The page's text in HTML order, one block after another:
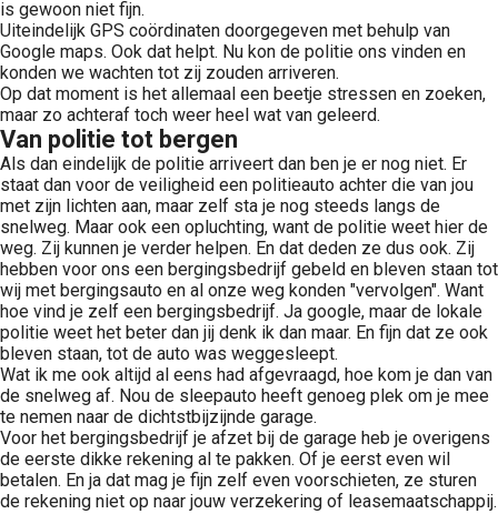
is gewoon niet fijn.
Uiteindelijk GPS coördinaten doorgegeven met behulp van
Google maps. Ook dat helpt. Nu kon de politie ons vinden en
konden we wachten tot zij zouden arriveren.
Op dat moment is het allemaal een beetje stressen en zoeken,
maar zo achteraf toch weer heel wat van geleerd.
Van politie tot bergen
Als dan eindelijk de politie arriveert dan ben je er nog niet. Er
staat dan voor de veiligheid een politieauto achter die van jou
met zijn lichten aan, maar zelf sta je nog steeds langs de
snelweg. Maar ook een opluchting, want de politie weet hier de
weg. Zij kunnen je verder helpen. En dat deden ze dus ook. Zij
hebben voor ons een bergingsbedrijf gebeld en bleven staan tot
wij met bergingsauto en al onze weg konden "vervolgen". Want
hoe vind je zelf een bergingsbedrijf. Ja google, maar de lokale
politie weet het beter dan jij denk ik dan maar. En fijn dat ze ook
bleven staan, tot de auto was weggesleept.
Wat ik me ook altijd al eens had afgevraagd, hoe kom je dan van
de snelweg af. Nou de sleepauto heeft genoeg plek om je mee
te nemen naar de dichtstbijzijnde garage.
Voor het bergingsbedrijf je afzet bij de garage heb je overigens
de eerste dikke rekening al te pakken. Of je eerst even wil
betalen. En ja dat mag je fijn zelf even voorschieten, ze sturen
de rekening niet op naar jouw verzekering of leasemaatschappij.